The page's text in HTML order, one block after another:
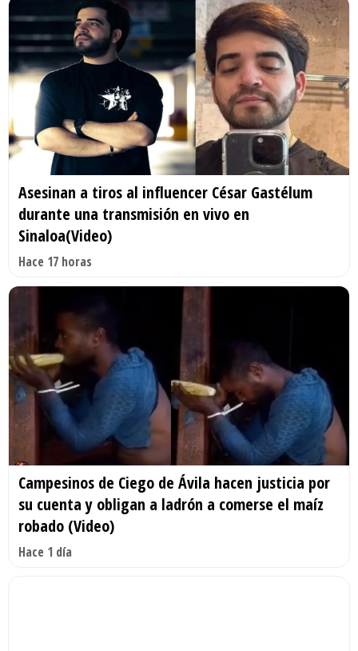
Asesinan a tiros al influencer César Gastélum
durante una transmisión en vivo en
Sinaloa(Video)
Hace 17 horas
Campesinos de Ciego de Ávila hacen justicia por
su cuenta y obligan a ladrón a comerse el maíz
robado (Video)
Hace 1 día